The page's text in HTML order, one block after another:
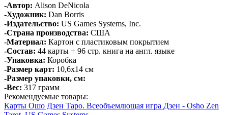
-Автор: Alison DeNicola
-Художник: Dan Borris
-Издательство: US Games Systems, Inc.
-Страна производства: США
-Материал: Картон с пластиковым покрытием
-Состав: 44 карты + 96 стр. книга на англ. языке
-Упаковка: Коробка
-Размер карт: 10,6х14 см
-Размер упаковки, см:
-Вес: 317 грамм
Рекомендуемые товары:
Карты Ошо Дзен Таро. Всеобъемлющая игра Дзен - Osho Zen